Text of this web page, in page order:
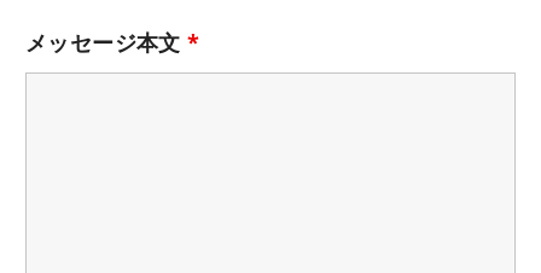
メッセージ本文*